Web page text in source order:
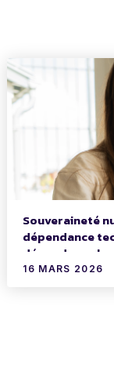
Souveraineté
dépendance
dépendance
16 MARS 2026